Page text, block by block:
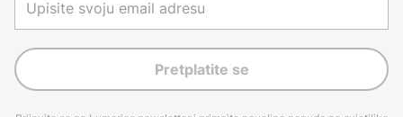
Pretplatite se